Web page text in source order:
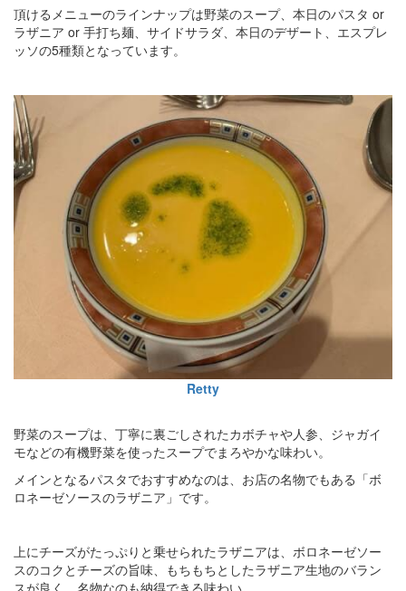
頂けるメニューのラインナップは野菜のスープ、本日のパスタ or
ラザニア or 手打ち麺、サイドサラダ、本日のデザート、エスプレ
ッソの5種類となっています。
Retty
野菜のスープは、丁寧に裏ごしされたカボチャや人参、ジャガイ
モなどの有機野菜を使ったスープでまろやかな味わい。
メインとなるパスタでおすすめなのは、お店の名物でもある「ボ
ロネーゼソースのラザニア」です。
上にチーズがたっぷりと乗せられたラザニアは、ボロネーゼソー
スのコクとチーズの旨味、もちもちとしたラザニア生地のバラン
スが良く、名物なのも納得できる味わい。